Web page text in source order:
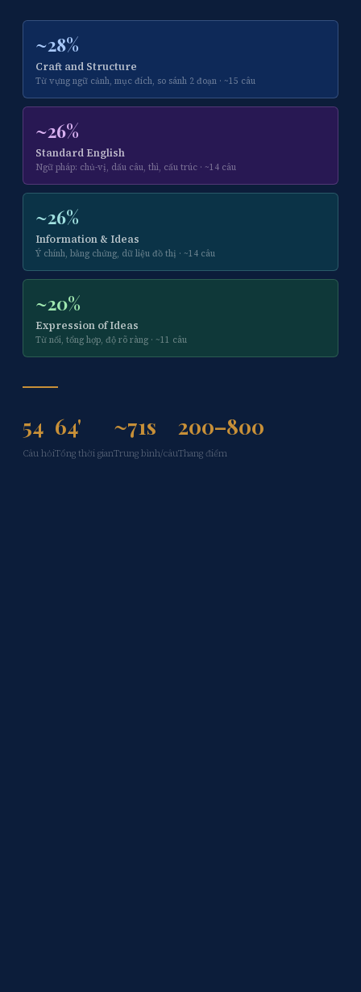
~28%
Craft and Structure
Từ vựng ngữ cảnh, mục đích, so sánh 2 đoạn · ~15 câu
~26%
Standard English
Ngữ pháp: chủ-vị, dấu câu, thì, cấu trúc · ~14 câu
~26%
Information & Ideas
Ý chính, bằng chứng, dữ liệu đồ thị · ~14 câu
~20%
Expression of Ideas
Từ nối, tổng hợp, độ rõ ràng · ~11 câu
54
Câu hỏi
64'
Tổng thời gian
~71s
Trung bình/câu
200–800
Thang điểm